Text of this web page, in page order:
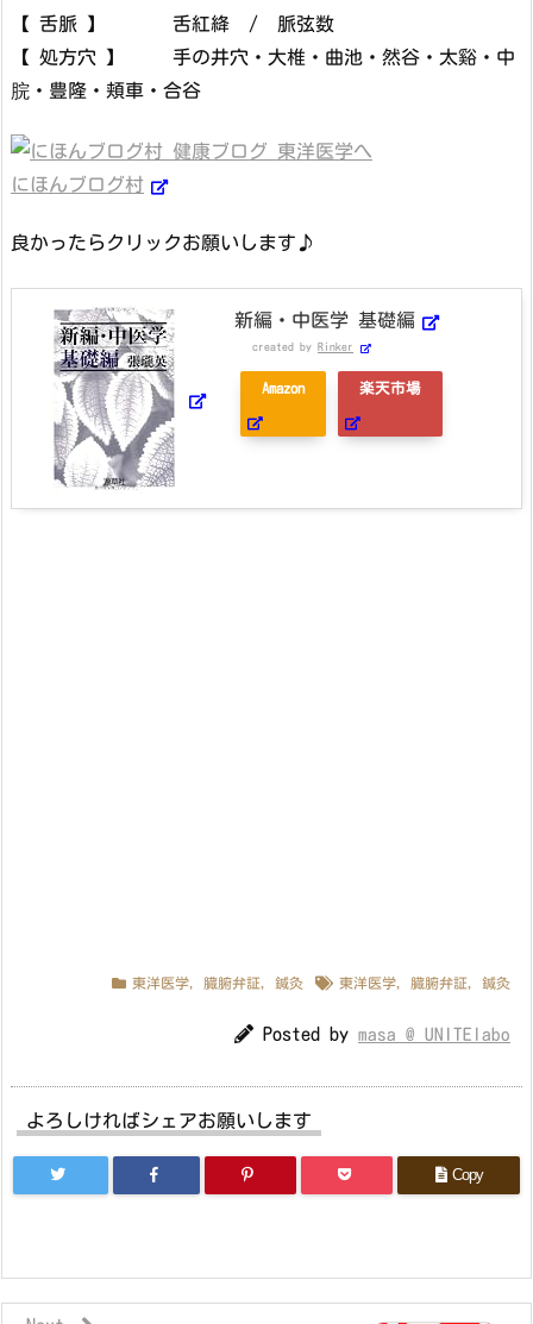
【 舌脈 】 舌紅絳 / 脈弦数
【 処方穴 】 手の井穴・大椎・曲池・然谷・太谿・中
脘・豊隆・頬車・合谷
にほんブログ村
良かったらクリックお願いします♪
新編・中医学 基礎編
created by Rinker
Amazon 楽天市場
東洋医学 臓腑弁証 鍼灸 東洋医学 臓腑弁証 鍼灸
Posted by masa @ UNITElabo
よろしければシェアお願いします
Copy